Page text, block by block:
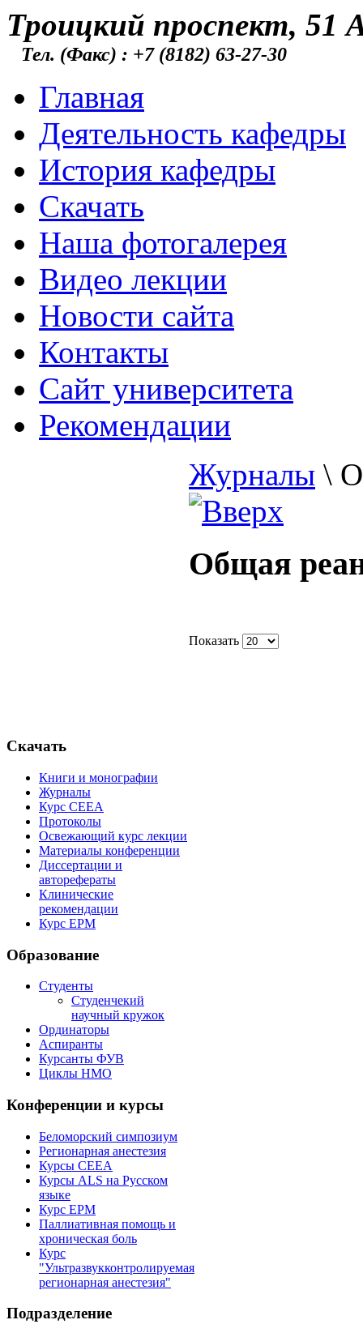
Троицкий проспект, 51
Тел. (Факс) : +7 (8182) 63-27-30
Главная
Деятельность кафедры
История кафедры
Скачать
Наша фотогалерея
Видео лекции
Новости сайта
Контакты
Cайт университета
Рекомендации
Журналы \
Общая
Показать
Скачать
Книги и монографии
Журналы
Курс СЕЕА
Протоколы
Освежающий курс лекции
Материалы конференции
Диссертации и
авторефераты
Клинические
рекомендации
Курс EPM
Образование
Студенты
Студенчекий
научный кружок
Ординаторы
Аспиранты
Курсанты ФУВ
Циклы НМО
Конференции и курсы
Беломорский симпозиум
Регионарная анестезия
Курсы CEEA
Курсы ALS на Русском
языке
Курс EPM
Паллиативная помощь и
хроническая боль
Курс
"Ультразвукконтролируемая
регионарная анестезия"
Подразделение